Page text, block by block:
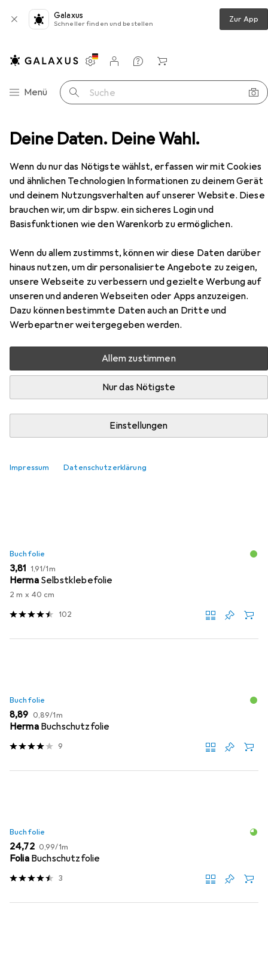
Deine Daten. Deine Wahl.
Wenn du nur das Nötigste wählst, erfassen wir mit Cookies
und ähnlichen Technologien Informationen zu deinem Gerät
und deinem Nutzungsverhalten auf unserer Website. Diese
brauchen wir, um dir bspw. ein sicheres Login und
Basisfunktionen wie den Warenkorb zu ermöglichen.
Wenn du allem zustimmst, können wir diese Daten darüber
hinaus nutzen, um dir personalisierte Angebote zu zeigen,
unsere Webseite zu verbessern und gezielte Werbung auf
unseren und anderen Webseiten oder Apps anzuzeigen.
Dazu können bestimmte Daten auch an Dritte und
Werbepartner weitergegeben werden.
Allem zustimmen
Nur das Nötigste
Einstellungen
Impressum Datenschutzerklärung
Galaxus
Schneller finden und bestellen Zur App
Navigation nach Kategorien
Menü Suche
Einstellungen
Kundenkonto
Vergleichslisten
Merklisten
Warenkorb
Amazon Krafzik:Guilty - Zeit der Vergeltung
EUR
9,99
AmazonKrafzik:Guilty - Zeit der
Vergeltung
Deutsch, Marion Krafzik, 2021
Zubehör für Amazon
Krafzik:Guilty - Zeit der
Vergeltung
Hier findest du passendes Zubehör zum Produkt Amazon
Krafzik:Guilty - Zeit der Vergeltung aus den Kategorien
Buchfolie und Schreibtisch Accessoire.
Buchfolie
EUR
3,81 EUR
1,91/1m
Herma Selbstklebefolie
2 m x 40 cm
102
Buchfolie
EUR
8,89 EUR
0,89/1m
Herma Buchschutzfolie
9
Buchfolie
EUR
24,72 EUR
0,99/1m
Folia Buchschutzfolie
3